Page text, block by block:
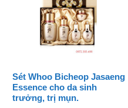
Sét Whoo Bicheop Jasaeng
Essence cho da sinh
trưởng, trị mụn.